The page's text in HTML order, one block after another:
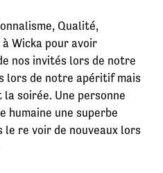
Qualité,
Wicka pour avoir
nos invités lors de notre
lors de notre apéritif mais
soirée. Une personne
humaine une superbe
le re voir de nouveaux lors